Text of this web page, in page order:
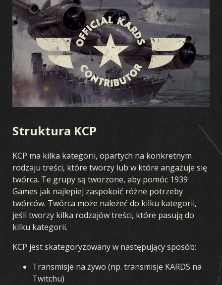
Struktura KCP
KCP ma kilka kategorii, opartych na konkretnym
rodzaju treści, które tworzy lub w które angażuje się
twórca. Te grupy są tworzone, aby pomóc 1939
Games jak najlepiej zaspokoić różne potrzeby
twórców. Twórca może należeć do kilku kategorii,
jeśli tworzy kilka rodzajów treści, które pasują do
kilku kategorii.
KCP jest skategoryzowany w następujący sposób:
Transmisje na żywo (np. transmisje KARDS na
Twitchu)